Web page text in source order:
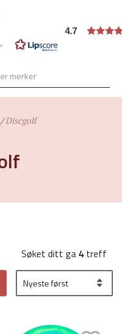
4.7
Discgolf
Søket ditt ga 4 treff